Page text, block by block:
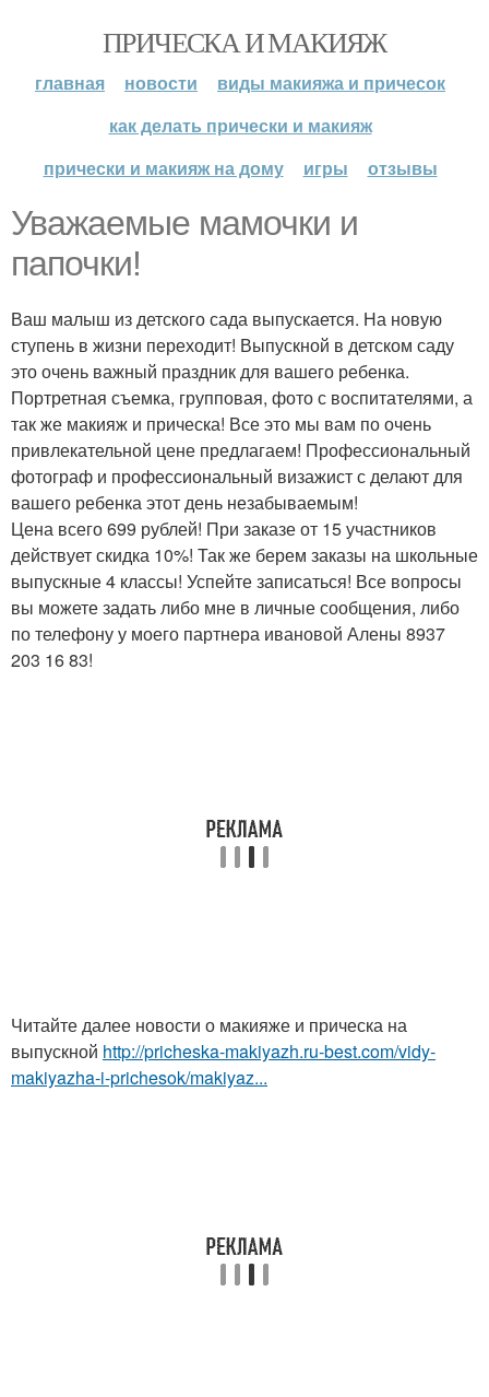
ПРИЧЕСКА И МАКИЯЖ
главная новости
виды макияжа и причесок
как делать прически и макияж
прически и макияж на дому
игры отзывы
Уважаемые мамочки и
папочки!
Ваш малыш из детского сада выпускается. На новую
ступень в жизни переходит! Выпускной в детском саду
это очень важный праздник для вашего ребенка.
Портретная съемка, групповая, фото с воспитателями, а
так же макияж и прическа! Все это мы вам по очень
привлекательной цене предлагаем! Профессиональный
фотограф и профессиональный визажист с делают для
вашего ребенка этот день незабываемым!
Цена всего 699 рублей! При заказе от 15 участников
действует скидка 10%! Так же берем заказы на школьные
выпускные 4 классы! Успейте записаться! Все вопросы
вы можете задать либо мне в личные сообщения, либо
по телефону у моего партнера ивановой Алены 8937
203 16 83!
Читайте далее новости о макияже и прическа на
выпускной http://pricheska-makiyazh.ru-best.com/vidy-
makiyazha-i-prichesok/makiyaz...